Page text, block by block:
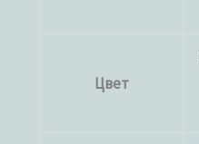
Цвет